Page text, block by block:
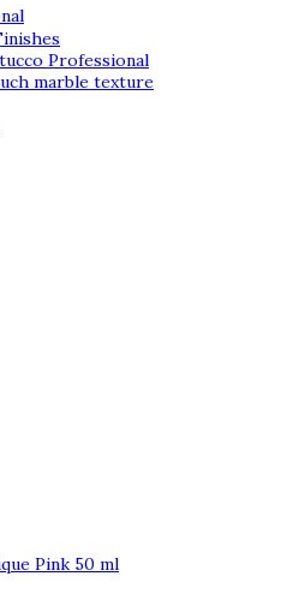
Professional
marble texture